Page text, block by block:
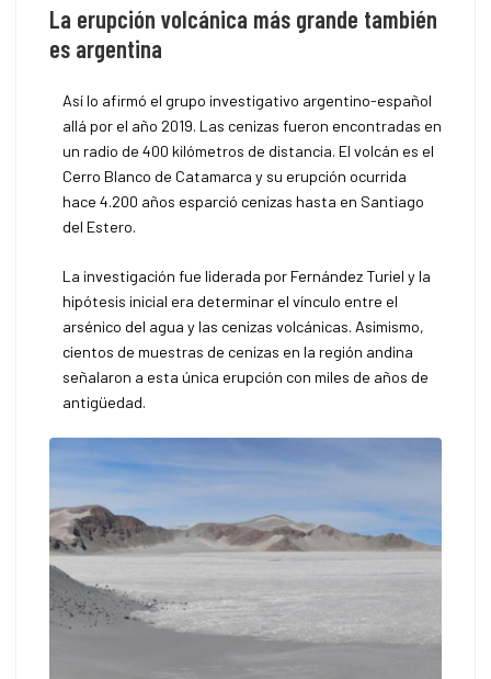
La erupción volcánica más grande también
es argentina
Así lo afirmó el grupo investigativo argentino-español
allá por el año 2019. Las cenizas fueron encontradas en
un radio de 400 kilómetros de distancia. El volcán es el
Cerro Blanco de Catamarca y su erupción ocurrida
hace 4.200 años esparció cenizas hasta en Santiago
del Estero.
La investigación fue liderada por Fernández Turiel y la
hipótesis inicial era determinar el vínculo entre el
arsénico del agua y las cenizas volcánicas. Asimismo,
cientos de muestras de cenizas en la región andina
señalaron a esta única erupción con miles de años de
antigüedad.